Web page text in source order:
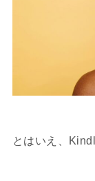
とはいえ、